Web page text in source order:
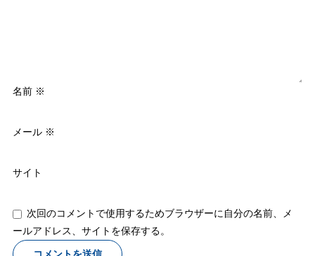
名前 ※
メール ※
サイト
次回のコメントで使用するためブラウザーに自分の名前、メ
ールアドレス、サイトを保存する。